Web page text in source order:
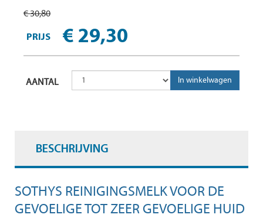
€ 30,80
PRIJS € 29,30
AANTAL
BESCHRIJVING
SOTHYS REINIGINGSMELK VOOR DE
GEVOELIGE TOT ZEER GEVOELIGE HUID